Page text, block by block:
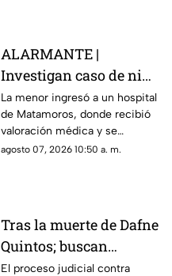
ALARMANTE |
Investigan caso de niña
de 11 años con 5 meses
de embarazo; aquí
ocurrió
La menor ingresó a un hospital
de Matamoros, donde recibió
valoración médica y se
activaron medidas para
agosto 07, 2026 10:50 a. m.
Tras la muerte de Dafne
Quintos; buscan
justicia por presunto
El proceso judicial contra